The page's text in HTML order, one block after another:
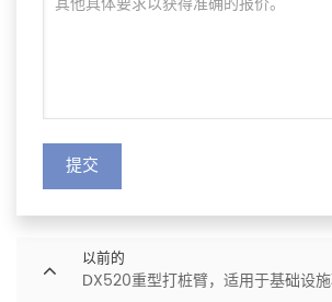
提交
以前的
DX520重型打桩臂，适用于基础设